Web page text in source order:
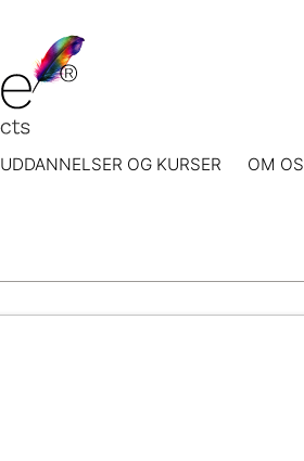
UDDANNELSER OG KURSER OM OS